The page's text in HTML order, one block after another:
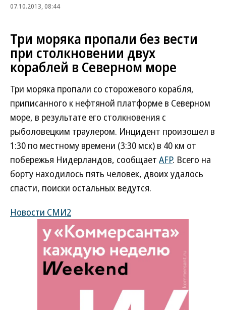
07.10.2013, 08:44
Три моряка пропали без вести
при столкновении двух
кораблей в Северном море
Три моряка пропали со сторожевого корабля,
приписанного к нефтяной платформе в Северном
море, в результате его столкновения с
рыболовецким траулером. Инцидент произошел в
1:30 по местному времени (3:30 мск) в 40 км от
побережья Нидерландов, сообщает AFP. Всего на
борту находилось пять человек, двоих удалось
спасти, поиски остальных ведутся.
Новости СМИ2